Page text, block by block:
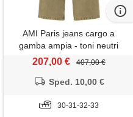
AMI Paris jeans cargo a
gamba ampia - toni neutri
207,00 € 407,00 €
Sped. 10,00 €
30-31-32-33